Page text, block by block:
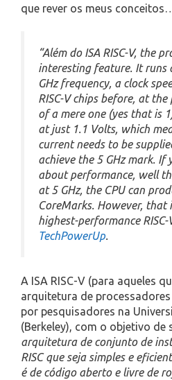
que rever os meus
“Além do ISA RISC-V, the
interesting feature. It runs
GHz frequency, a clock
RISC-V chips before, at
of a mere one (yes that is
at just 1.1 Volts, which
current needs to be
achieve the 5 GHz mark. If
about performance, well
at 5 GHz, the CPU can
CoreMarks. However, that
highest-performance
TechPowerUp.
A ISA RISC-V (para aqueles
arquitetura de
por pesquisadores na
(Berkeley), com o objetivo de
arquitetura de conjunto de
RISC que seja simples e
é de código aberto e livre de